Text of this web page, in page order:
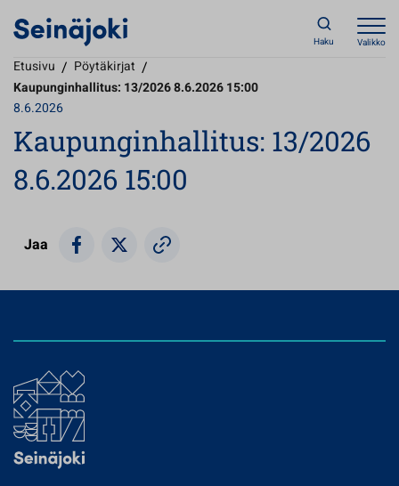
Haku Valikko
Etusivu / Pöytäkirjat /
Kaupunginhallitus: 13/2026 8.6.2026 15:00
8.6.2026
Kaupunginhallitus: 13/2026
8.6.2026 15:00
Jaa